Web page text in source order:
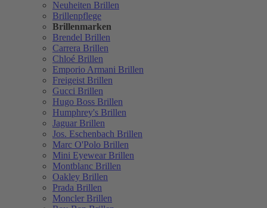
Neuheiten Brillen
Brillenpflege
Brillenmarken
Brendel Brillen
Carrera Brillen
Chloé Brillen
Emporio Armani Brillen
Freigeist Brillen
Gucci Brillen
Hugo Boss Brillen
Humphrey's Brillen
Jaguar Brillen
Jos. Eschenbach Brillen
Marc O'Polo Brillen
Mini Eyewear Brillen
Montblanc Brillen
Oakley Brillen
Prada Brillen
Moncler Brillen